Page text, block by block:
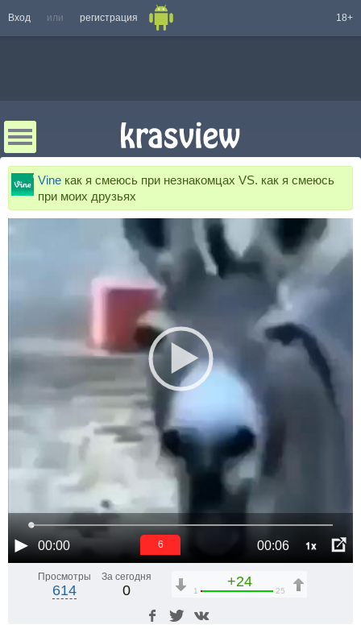
Вход или регистрация 18+
Vine как я смеюсь при незнакомцах VS. как я смеюсь
при моих друзьях
00:00 00:06 1x
6
Просмотры
614
За сегодня
0
+24
1 25